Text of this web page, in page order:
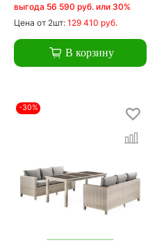
выгода 56 590 руб. или 30%
Цена от 2шт: 129 410 руб.
В корзину
-30%